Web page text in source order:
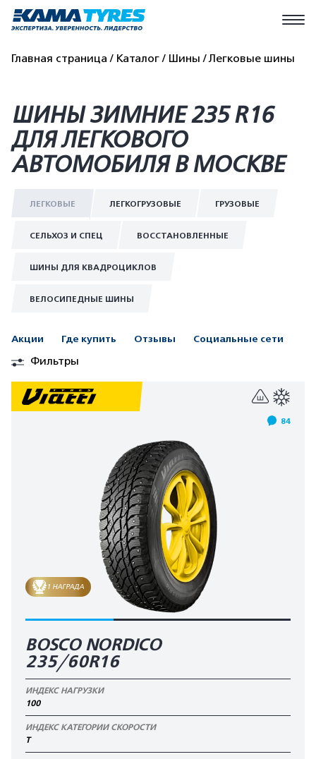
Главная страница Каталог Шины Легковые шины
ШИНЫ ЗИМНИЕ 235 R16
ДЛЯ ЛЕГКОВОГО
АВТОМОБИЛЯ В МОСКВЕ
ЛЕГКОВЫЕ ЛЕГКОГРУЗОВЫЕ ГРУЗОВЫЕ
СЕЛЬХОЗ И СПЕЦ ВОССТАНОВЛЕННЫЕ
ШИНЫ ДЛЯ КВАДРОЦИКЛОВ
ВЕЛОСИПЕДНЫЕ ШИНЫ
Акции Где купить Отзывы Социальные сети
Фильтры
84
1 НАГРАДА
BOSCO NORDICO
235/60R16
ИНДЕКС НАГРУЗКИ
100
ИНДЕКС КАТЕГОРИИ СКОРОСТИ
T